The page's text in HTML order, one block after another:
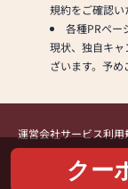
クー
規約をご確認い
各種PRペー
現状、独自キ
ざいます。予め
運営会社サービス利用
Copyright (C)